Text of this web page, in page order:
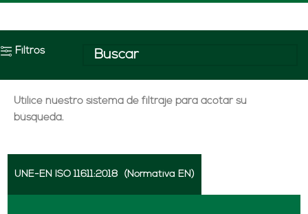
Filtros
Utilice nuestro sistema de filtraje para acotar su
búsqueda.
UNE-EN ISO 11611:2018 (Normativa EN)